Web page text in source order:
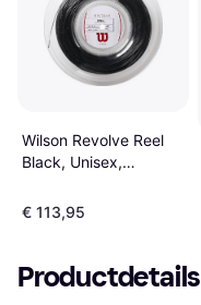
Wilson Revolve Reel
Black, Unisex,
Tennis, 1,30 mm
€ 113,95
Productdetails